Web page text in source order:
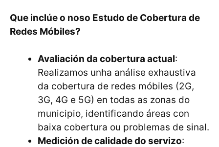
Que inclúe o noso Estudo de Cobertura de
Redes Móbiles?
Avaliación da cobertura actual:
Realizamos unha análise exhaustiva
da cobertura de redes móbiles (2G,
3G, 4G e 5G) en todas as zonas do
municipio, identificando áreas con
baixa cobertura ou problemas de sinal.
Medición de calidade do servizo: